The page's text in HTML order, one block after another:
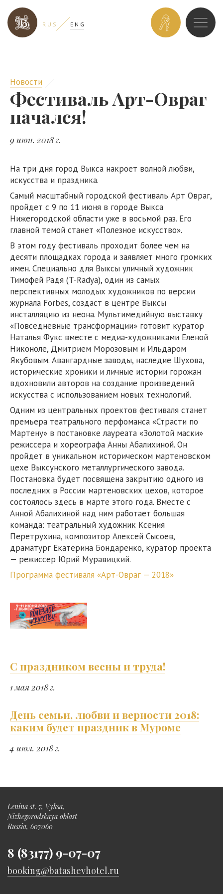
R U S E N G
НОМЕР
Новости
Фестиваль Арт-Овраг
начался!
9 июн. 2018 г.
На три дня город Выкса накроет волной любви,
искусства и праздника.
Самый масштабный городской фестиваль Арт Овраг,
пройдет с 9 по 11 июня в городе Выкса
Нижегородской области уже в восьмой раз. Его
главной темой станет «Полезное искусство».
В этом году фестиваль проходит более чем на
десяти площадках города и заявляет много громких
имен. Специально для Выксы уличный художник
Тимофей Радя (T-Radya), один из самых
перспективных молодых художников по версии
журнала Forbes, создаст в центре Выксы
инсталляцию из неона. Мультимедийную выставку
«Повседневные трансформации» готовит куратор
Наталья Фукс вместе с медиа-художниками Еленой
Никоноле, Дмитрием Морозовым и Ильдаром
Якубовым. Авангардные заводы, наследие Шухова,
исторические хроники и личные истории горожан
вдохновили авторов на создание произведений
искусства с использованием новых технологий.
Одним из центральных проектов фестиваля станет
премьера театрального перфоманса «Страсти по
Мартену» в постановке лауреата «Золотой маски»
режиссера и хореографа Анны Абалихиной. Он
пройдет в уникальном историческом мартеновском
цехе Выксунского металлургического завода.
Постановка будет посвящена закрытию одного из
последних в России мартеновских цехов, которое
состоялось здесь в марте этого года. Вместе с
Анной Абалихиной над ним работает большая
команда: театральный художник Ксения
Перетрухина, композитор Алексей Сысоев,
драматург Екатерина Бондаренко, куратор проекта
— режиссер Юрий Муравицкий.
Программа фестиваля «Арт-Овраг — 2018»
С праздником весны и труда!
1 мая 2018 г.
День семьи, любви и верности 2018:
каким будет праздник в Муроме
4 июл. 2018 г.
Lenina st. 7, Vyksa,
Nizhegorodskaya oblast
Russia, 607060
8 (83177) 9-07-07
booking@batashevhotel.ru